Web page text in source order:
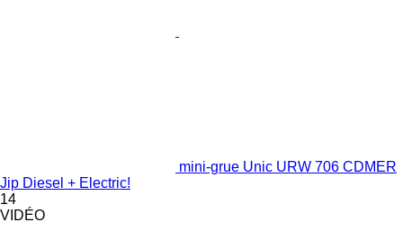
mini-grue Unic URW 706 CDMER
Jip Diesel + Electric!
14
VIDÉO